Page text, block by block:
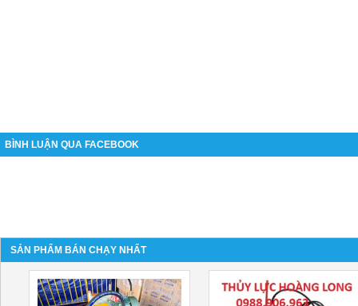
BÌNH LUẬN QUA FACEBOOK
SẢN PHẨM BÁN CHẠY NHẤT